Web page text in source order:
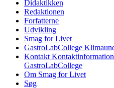
Didaktikken
Redaktionen
Forfatterne
Udvikling
Smag for Livet
GastroLabCollege
Kontakt
GastroLabCollege
Om Smag for Livet
Søg